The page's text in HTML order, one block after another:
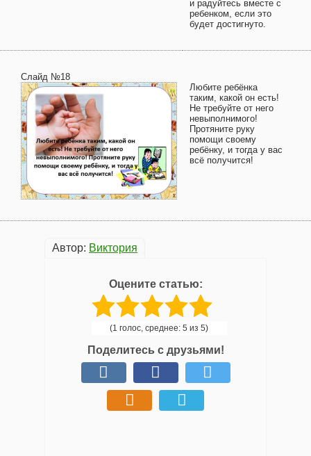
и радуйтесь вместе с
ребенком, если это
будет достигнуто.
Слайд №18
Любите ребёнка
таким, какой он есть!
Не требуйте от него
невыполнимого!
Протяните руку
помощи своему
ребёнку, и тогда у вас
всё получится!
Автор: Виктория
Оцените статью:
(1 голос, среднее: 5 из 5)
Поделитесь с друзьями!